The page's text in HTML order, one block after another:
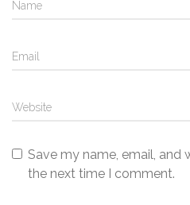
Save my name, email, and
the next time I comment.